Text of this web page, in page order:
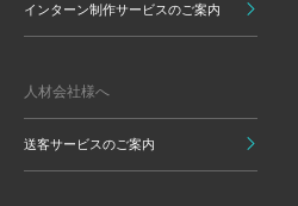
インターン制作サービスのご案内
人材会社様へ
送客サービスのご案内